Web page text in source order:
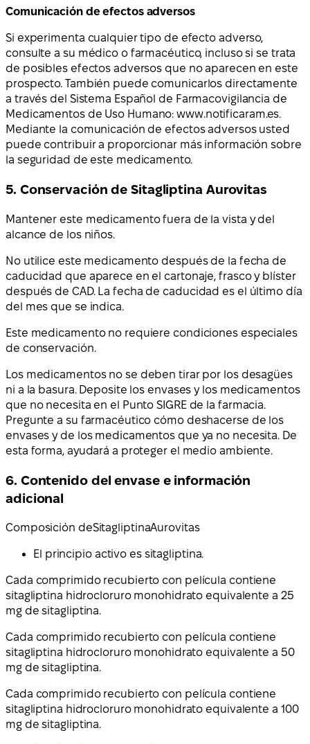
Comunicación de efectos adversos
Si experimenta cualquier tipo de efecto adverso,
consulte a su médico o farmacéutico, incluso si se trata
de posibles efectos adversos que no aparecen en este
prospecto. También puede comunicarlos directamente
a través del Sistema Español de Farmacovigilancia de
Medicamentos de Uso Humano: www.notificaram.es.
Mediante la comunicación de efectos adversos usted
puede contribuir a proporcionar más información sobre
la seguridad de este medicamento.
5. Conservación de Sitagliptina Aurovitas
Mantener este medicamento fuera de la vista y del
alcance de los niños.
No utilice este medicamento después de la fecha de
caducidad que aparece en el cartonaje, frasco y blíster
después de CAD. La fecha de caducidad es el último día
del mes que se indica.
Este medicamento no requiere condiciones especiales
de conservación.
Los medicamentos no se deben tirar por los desagües
ni a la basura. Deposite los envases y los medicamentos
que no necesita en el Punto SIGRE de la farmacia.
Pregunte a su farmacéutico cómo deshacerse de los
envases y de los medicamentos que ya no necesita. De
esta forma, ayudará a proteger el medio ambiente.
6. Contenido del envase e información
adicional
Composición deSitagliptinaAurovitas
El principio activo es sitagliptina.
Cada comprimido recubierto con película contiene
sitagliptina hidrocloruro monohidrato equivalente a 25
mg de sitagliptina.
Cada comprimido recubierto con película contiene
sitagliptina hidrocloruro monohidrato equivalente a 50
mg de sitagliptina.
Cada comprimido recubierto con película contiene
sitagliptina hidrocloruro monohidrato equivalente a 100
mg de sitagliptina.